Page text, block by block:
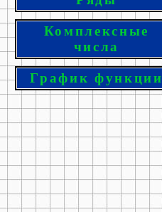
Комплексные
числа
График функции